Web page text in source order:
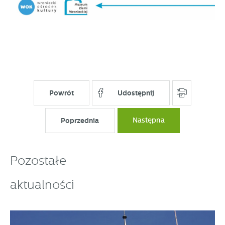
Powrót Udostępnij
Poprzednia Następna
Pozostałe
aktualności